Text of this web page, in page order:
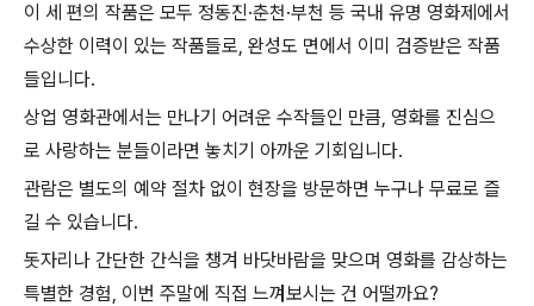
이 세 편의 작품은 모두 정동진·춘천·부천 등 국내 유명 영화제에서
수상한 이력이 있는 작품들로, 완성도 면에서 이미 검증받은 작품
들입니다.
상업 영화관에서는 만나기 어려운 수작들인 만큼, 영화를 진심으
로 사랑하는 분들이라면 놓치기 아까운 기회입니다.
관람은 별도의 예약 절차 없이 현장을 방문하면 누구나 무료로 즐
길 수 있습니다.
돗자리나 간단한 간식을 챙겨 바닷바람을 맞으며 영화를 감상하는
특별한 경험, 이번 주말에 직접 느껴보시는 건 어떨까요?